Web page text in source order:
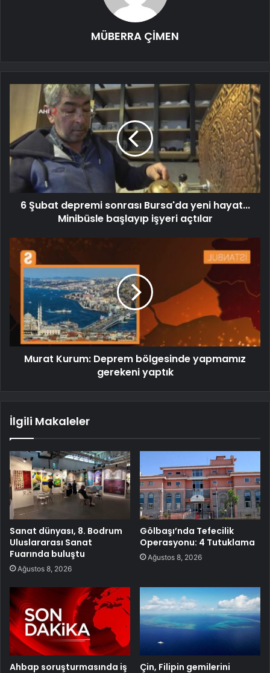
MÜBERRA ÇİMEN
6 Şubat depremi sonrası Bursa'da yeni hayat...
Minibüsle başlayıp işyeri açtılar
Murat Kurum: Deprem bölgesinde yapmamız
gerekeni yaptık
İlgili Makaleler
Sanat dünyası, 8. Bodrum
Uluslararası Sanat
Fuarında buluştu
Ağustos 8, 2026
Gölbaşı’nda Tefecilik
Operasyonu: 4 Tutuklama
Ağustos 8, 2026
Ahbap soruşturmasında iş
Çin, Filipin gemilerini